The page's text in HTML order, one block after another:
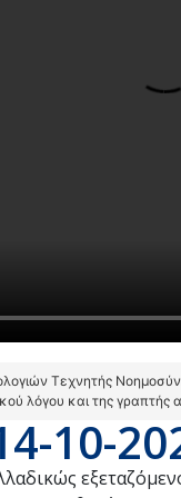
Τεχνητής
λόγου και της
10-